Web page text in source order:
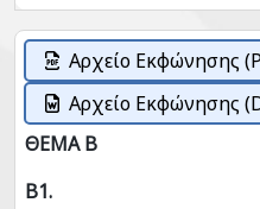
Αρχείο Εκφώνησης
Αρχείο Εκφώνησης
ΘΕΜΑ Β
Β1.